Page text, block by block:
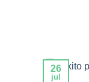
26
jul